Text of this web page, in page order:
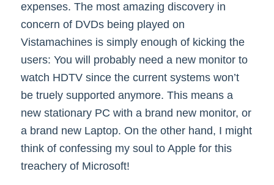
expenses. The most amazing discovery in
concern of DVDs being played on
Vistamachines is simply enough of kicking the
users: You will probably need a new monitor to
watch HDTV since the current systems won’t
be truely supported anymore. This means a
new stationary PC with a brand new monitor, or
a brand new Laptop. On the other hand, I might
think of confessing my soul to Apple for this
treachery of Microsoft!